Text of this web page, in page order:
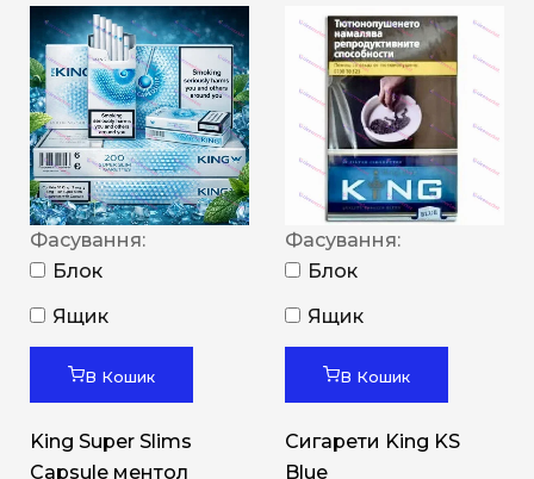
Фасування:
Блок
Ящик
В Кошик
King Super Slims
Capsule ментол
Фасування:
Блок
Ящик
В Кошик
Сигарети King KS
Blue